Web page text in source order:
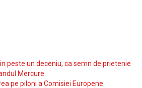
peste un deceniu, ca semn de prietenie
Mercure
pe piloni a Comisiei Europene